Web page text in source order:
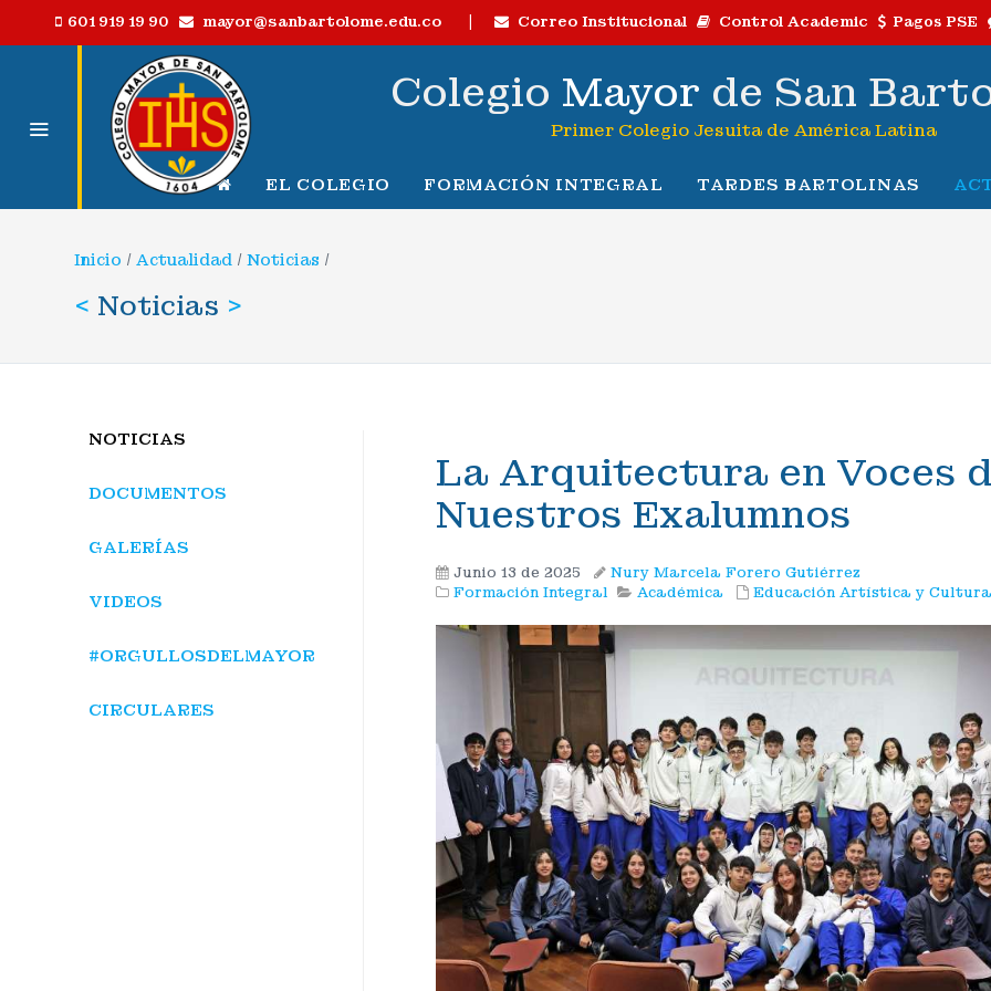
601 919 19 90 mayor@sanbartolome.edu.co | Correo Institucional Control Academic Pagos PSE
Colegio Mayor de San
Primer Colegio Jesuita de América Latina
EL COLEGIO FORMACIÓN INTEGRAL TARDES BARTOLINAS
Inicio /Actualidad /Noticias /
< Noticias >
NOTICIAS
DOCUMENTOS
GALERÍAS
VIDEOS
#ORGULLOSDELMAYOR
CIRCULARES
La Arquitectura en Voces
Nuestros Exalumnos
Junio 13 de 2025
Nury Marcela Forero Gutiérrez
Formación Integral
Académica Educación Artística y